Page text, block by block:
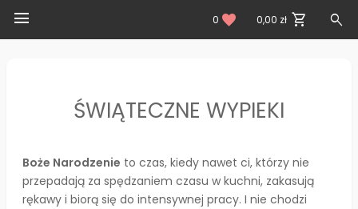
menu 0 favorite 0,00 zł shopping_cart search
ŚWIĄTECZNE WYPIEKI
Boże Narodzenie to czas, kiedy nawet ci, którzy nie
przepadają za spędzaniem czasu w kuchni, zakasują
rękawy i biorą się do intensywnej pracy. I nie chodzi